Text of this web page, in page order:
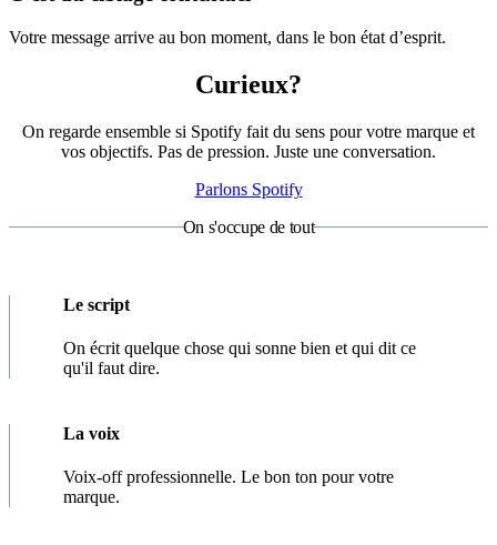
Votre message arrive au bon moment, dans le bon état d’esprit.
Curieux?
On regarde ensemble si Spotify fait du sens pour votre marque et
vos objectifs. Pas de pression. Juste une conversation.
Parlons Spotify
On s'occupe de tout
Le script
On écrit quelque chose qui sonne bien et qui dit ce
qu'il faut dire.
La voix
Voix-off professionnelle. Le bon ton pour votre
marque.